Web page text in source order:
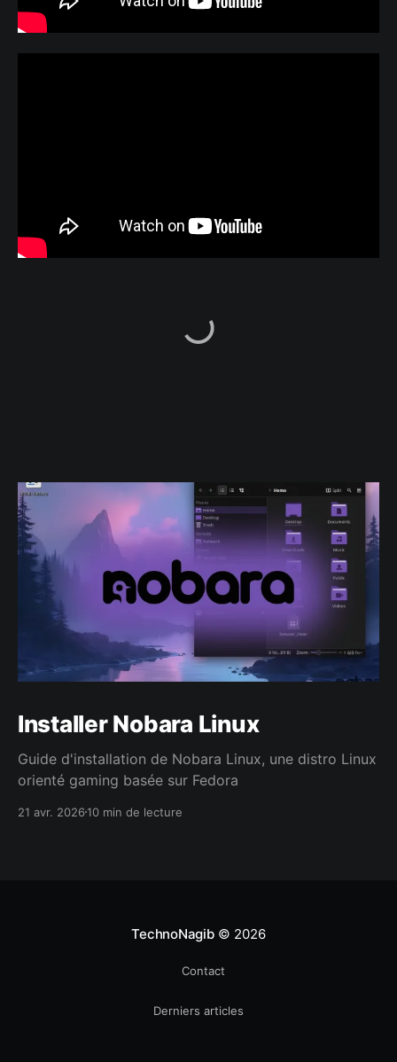
Installer Nobara Linux
Guide d'installation de Nobara Linux, une distro Linux
orienté gaming basée sur Fedora
21 avr. 202610 min de lecture
TechnoNagib© 2026
Contact
Derniers articles